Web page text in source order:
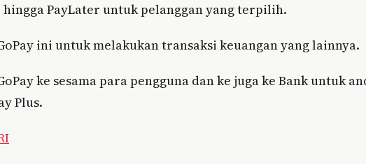
PayLater untuk pelanggan yang terpilih.
ini untuk melakukan transaksi keuangan yang lainnya.
ke sesama para pengguna dan ke juga ke Bank untuk
Plus.